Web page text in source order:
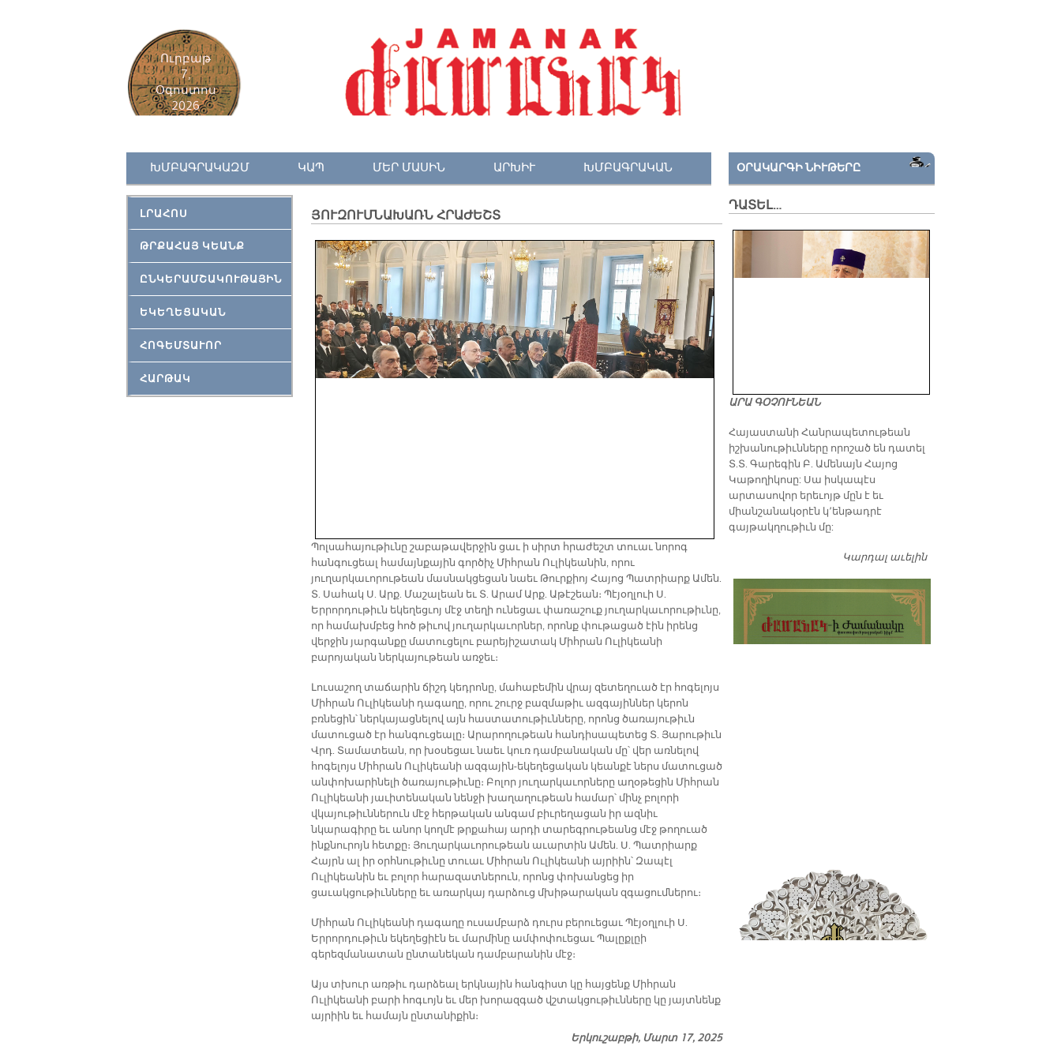
Ուրբաթ
7,
Օգոստոս
2026
ԽՄԲԱԳՐԱԿԱԶՄ ԿԱՊ ՄԵՐ ՄԱՍԻՆ ԱՐԽԻՒ ԽՄԲԱԳՐԱԿԱՆ
ԼՐԱՀՈՍ
ԹՐՔԱՀԱՅ ԿԵԱՆՔ
ԸՆԿԵՐԱՄՇԱԿՈՒԹԱՅԻՆ
ԵԿԵՂԵՑԱԿԱՆ
ՀՈԳԵՄՏԱՒՈՐ
ՀԱՐԹԱԿ
ՅՈՒԶՈՒՄՆԱԽԱՌՆ ՀՐԱԺԵՇՏ
Պոլսահայութիւնը շաբաթավերջին ցաւ ի սիրտ հրաժեշտ տուաւ նորոգ
հանգուցեալ համայնքային գործիչ Միհրան Ուլիկեանին, որու
յուղարկաւորութեան մասնակցեցան նաեւ Թուրքիոյ Հայոց Պատրիարք Ամեն.
Տ. Սահակ Ս. Արք. Մաշալեան եւ Տ. Արամ Արք. Աթէշեան։ Պէյօղլուի Ս.
Երրորդութիւն եկեղեցւոյ մէջ տեղի ունեցաւ փառաշուք յուղարկաւորութիւնը,
որ համախմբեց հոծ թիւով յուղարկաւորներ, որոնք փութացած էին իրենց
վերջին յարգանքը մատուցելու բարեյիշատակ Միհրան Ուլիկեանի
բարոյական ներկայութեան առջեւ։
Լուսաշող տաճարին ճիշդ կեդրոնը, մահաբեմին վրայ զետեղուած էր հոգելոյս
Միհրան Ուլիկեանի դագաղը, որու շուրջ բազմաթիւ ազգայիններ կերոն
բռնեցին՝ ներկայացնելով այն հաստատութիւնները, որոնց ծառայութիւն
մատուցած էր հանգուցեալը։ Արարողութեան հանդիսապետեց Տ. Յարութիւն
Վրդ. Տամատեան, որ խօսեցաւ նաեւ կուռ դամբանական մը՝ վեր առնելով
հոգելոյս Միհրան Ուլիկեանի ազգային-եկեղեցական կեանքէ ներս մատուցած
անփոխարինելի ծառայութիւնը։ Բոլոր յուղարկաւորները աղօթեցին Միհրան
Ուլիկեանի յաւիտենական նենջի խաղաղութեան համար՝ մինչ բոլորի
վկայութիւններուն մէջ հերթական անգամ բիւրեղացան իր ազնիւ
նկարագիրը եւ անոր կողմէ թրքահայ արդի տարեգրութեանց մէջ թողուած
ինքնուրոյն հետքը։ Յուղարկաւորութեան աւարտին Ամեն. Ս. Պատրիարք
Հայրն ալ իր օրհնութիւնը տուաւ Միհրան Ուլիկեանի այրիին՝ Զապէլ
Ուլիկեանին եւ բոլոր հարազատներուն, որոնց փոխանցեց իր
ցաւակցութիւնները եւ առարկայ դարձուց մխիթարական զգացումներու։
Միհրան Ուլիկեանի դագաղը ուսամբարձ դուրս բերուեցաւ Պէյօղլուի Ս.
Երրորդութիւն եկեղեցիէն եւ մարմինը ամփոփուեցաւ Պալըքլըի
գերեզմանատան ընտանեկան դամբարանին մէջ։
Այս տխուր առթիւ դարձեալ երկնային հանգիստ կը հայցենք Միհրան
Ուլիկեանի բարի հոգւոյն եւ մեր խորազգած վշտակցութիւնները կը յայտնենք
այրիին եւ համայն ընտանիքին։
Երկուշաբթի, Մարտ 17, 2025
ՕՐԱԿԱՐԳԻ ՆԻՒԹԵՐԸ
ԴԱՏԵԼ…
ԱՐԱ ԳՕՉՈՒՆԵԱՆ
​Հայաստանի Հանրապետութեան
իշխանութիւնները որոշած են դատել
Տ.Տ. Գարեգին Բ. Ամենայն Հայոց
Կաթողիկոսը: Սա իսկապէս
արտասովոր երեւոյթ մըն է եւ
միանշանակօրէն կ՚ենթադրէ
գայթակղութիւն մը:
Կարդալ աւելինԴատել…